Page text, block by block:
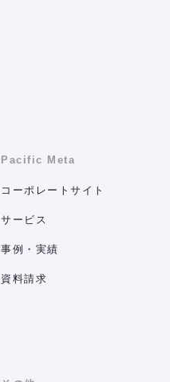
Pacific Meta
コーポレートサイト
サービス
事例・実績
資料請求